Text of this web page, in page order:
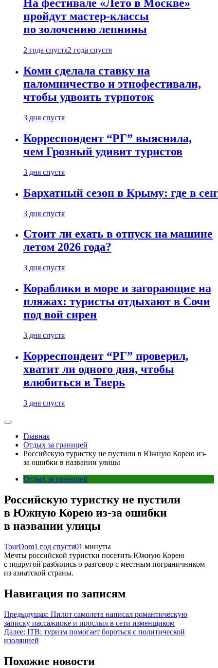
На фестивале «Лето в Москве»
пройдут мастер-классы
по золочению лепнины
2 года спустя2 года спустя
Коми сделала ставку на
паломничество и этнофестивали,
чтобы удвоить турпоток
3 дня спустя
Корреспондент “РГ” выяснила,
чем Грозный удивит туристов
3 дня спустя
Бархатный сезон в Крыму: где в
3 дня спустя
Стоит ли ехать в отпуск на машине
летом 2026 года?
3 дня спустя
Кораблики в море и загорающие на
пляжах: туристы отдыхают в Сочи
под вой сирен
3 дня спустя
Корреспондент “РГ” проверил,
хватит ли одного дня, чтобы
влюбиться в Тверь
3 дня спустя
Главная
Отдых за границей
Российскую туристку не пустили в Южную Корею из-
за ошибки в названии улицы
Отдых за границей
Российскую туристку не пустили
в Южную Корею из-за ошибки
в названии улицы
TourDom1 год спустя01 минуты
Мечты российской туристки посетить Южную Корею
с подругой разбились о разговор с местным пограничником
из азиатской страны.
Навигация по записям
Предыдущая: Пилот самолета написал романтическую
записку пассажирке и прослыл в сети изменщиком
Далее: ITB: туризм помогает бороться с политической
изоляцией
Похожие новости